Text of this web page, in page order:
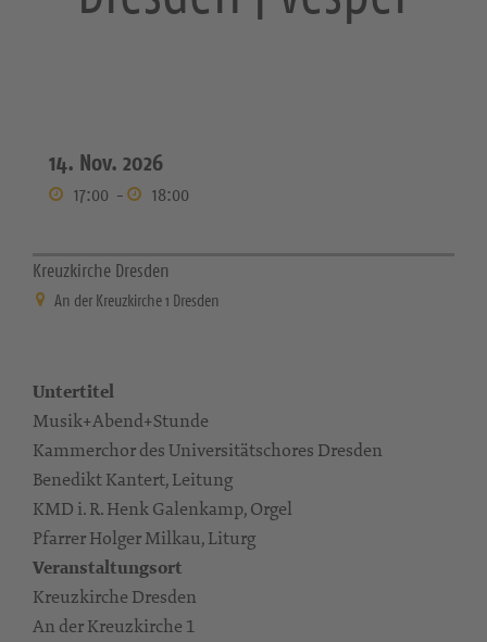
14. Nov. 2026
17:00 - 18:00
Kreuzkirche Dresden
An der Kreuzkirche 1 Dresden
Untertitel
Musik+Abend+Stunde
Kammerchor des Universitätschores Dresden
Benedikt Kantert, Leitung
KMD i. R. Henk Galenkamp, Orgel
Pfarrer Holger Milkau, Liturg
Veranstaltungsort
Kreuzkirche Dresden
An der Kreuzkirche 1